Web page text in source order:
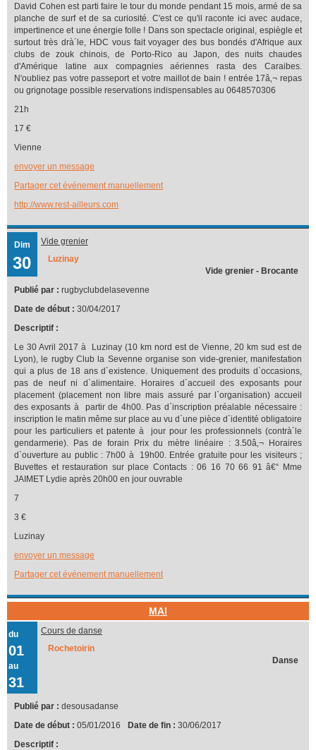
David Cohen est parti faire le tour du monde pendant 15 mois, armé de sa
planche de surf et de sa curiosité. C'est ce qu'il raconte ici avec audace,
impertinence et une énergie folle ! Dans son spectacle original, espiègle et
surtout très drà´le, HDC vous fait voyager des bus bondés d'Afrique aux
clubs de zouk chinois, de Porto-Rico au Japon, des nuits chaudes
d'Amérique latine aux compagnies aériennes rasta des Caraibes.
N'oubliez pas votre passeport et votre maillot de bain ! entrée 17â‚¬ repas
ou grignotage possible reservations indispensables au 0648570306
21h
17 €
Vienne
envoyer un message
Partager cet événement manuellement
http://www.rest-ailleurs.com
Dim
30
Vide grenier
Luzinay
Vide grenier - Brocante
Publié par : rugbyclubdelasevenne
Date de début : 30/04/2017
Descriptif :
Le 30 Avril 2017 à Luzinay (10 km nord est de Vienne, 20 km sud est de
Lyon), le rugby Club la Sevenne organise son vide-grenier, manifestation
qui a plus de 18 ans d`existence. Uniquement des produits d`occasions,
pas de neuf ni d`alimentaire. Horaires d`accueil des exposants pour
placement (placement non libre mais assuré par l`organisation) accueil
des exposants à partir de 4h00. Pas d`inscription préalable nécessaire :
inscription le matin même sur place au vu d`une pièce d`identité obligatoire
pour les particuliers et patente à jour pour les professionnels (contrà´le
gendarmerie). Pas de forain Prix du mètre linéaire : 3.50â‚¬ Horaires
d`ouverture au public : 7h00 à 19h00. Entrée gratuite pour les visiteurs ;
Buvettes et restauration sur place Contacts : 06 16 70 66 91 â€“ Mme
JAIMET Lydie après 20h00 en jour ouvrable
7
3 €
Luzinay
envoyer un message
Partager cet événement manuellement
MAI
du
01
au
31
Cours de danse
Rochetoirin
Danse
Publié par : desousadanse
Date de début : 05/01/2016 Date de fin : 30/06/2017
Descriptif :